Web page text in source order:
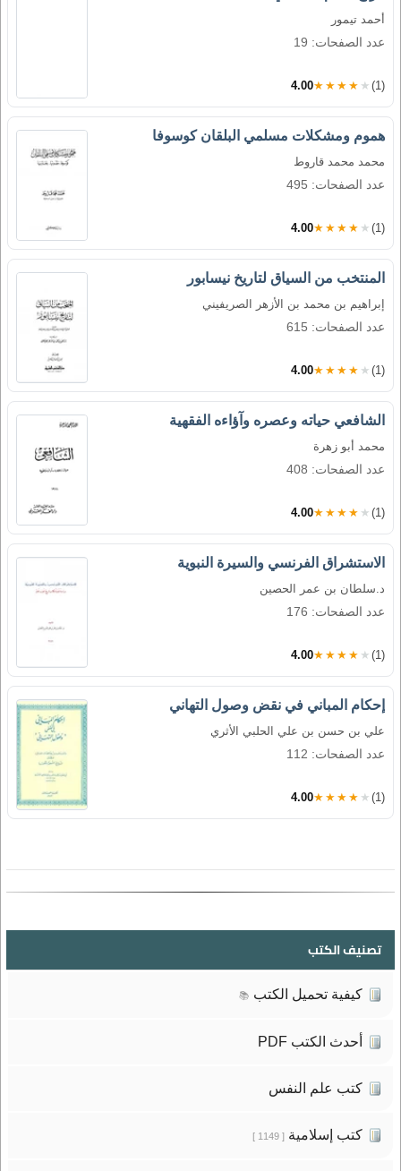
أحمد تيمور
عدد الصفحات: 19
4.00★★★★★ (1)
هموم ومشكلات مسلمي البلقان كوسوفا
محمد محمد قاروط
عدد الصفحات: 495
4.00★★★★★ (1)
المنتخب من السياق لتاريخ نيسابور
إبراهيم بن محمد بن الأزهر الصريفيني
عدد الصفحات: 615
4.00★★★★★ (1)
الشافعي حياته وعصره وآؤاءه الفقهية
محمد أبو زهرة
عدد الصفحات: 408
4.00★★★★★ (1)
الاستشراق الفرنسي والسيرة النبوية
د.سلطان بن عمر الحصين
عدد الصفحات: 176
4.00★★★★★ (1)
إحكام المباني في نقض وصول التهاني
علي بن حسن بن علي الحلبي الأثري
عدد الصفحات: 112
4.00★★★★★ (1)
تصنيف الكتب
كيفية تحميل الكتب 📚
أحدث الكتب PDF
كتب علم النفس
كتب إسلامية[ 1149 ]